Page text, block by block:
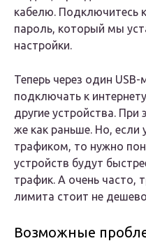
кабелю. Подключитесь
пароль, который мы
настройки.
Теперь через один
подключать к
другие устройства.
же как раньше. Но,
трафиком, то нужно
устройств будут
трафик. А очень часто,
лимита стоит не
Возможные